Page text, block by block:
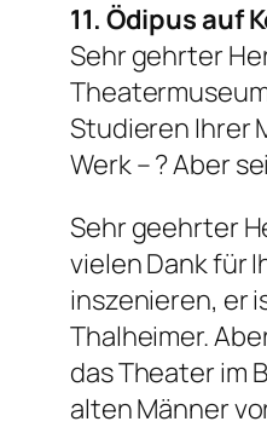
11. Ödipus auf
Sehr gehrter
Studieren Ihrer
Werk – ? Aber
Sehr geehrter
vielen Dank für
inszenieren, er
Thalheimer.
das Theater im
alten Männer